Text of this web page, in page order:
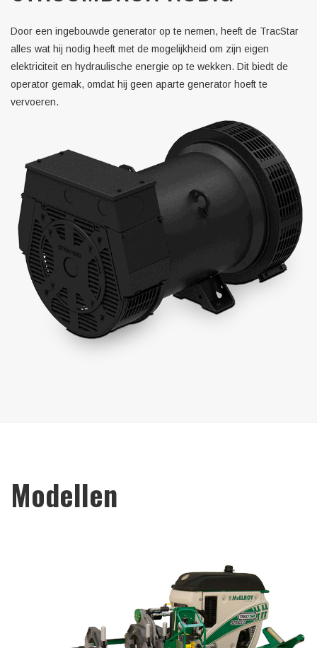
Door een ingebouwde generator op te nemen, heeft de TracStar
alles wat hij nodig heeft met de mogelijkheid om zijn eigen
elektriciteit en hydraulische energie op te wekken. Dit biedt de
operator gemak, omdat hij geen aparte generator hoeft te
vervoeren.
Modellen